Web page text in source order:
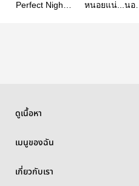
Perfect Night
หนอยแน่...นอน
ดูเนื้อหา
เมนูของฉัน
เกี่ยวกับเรา